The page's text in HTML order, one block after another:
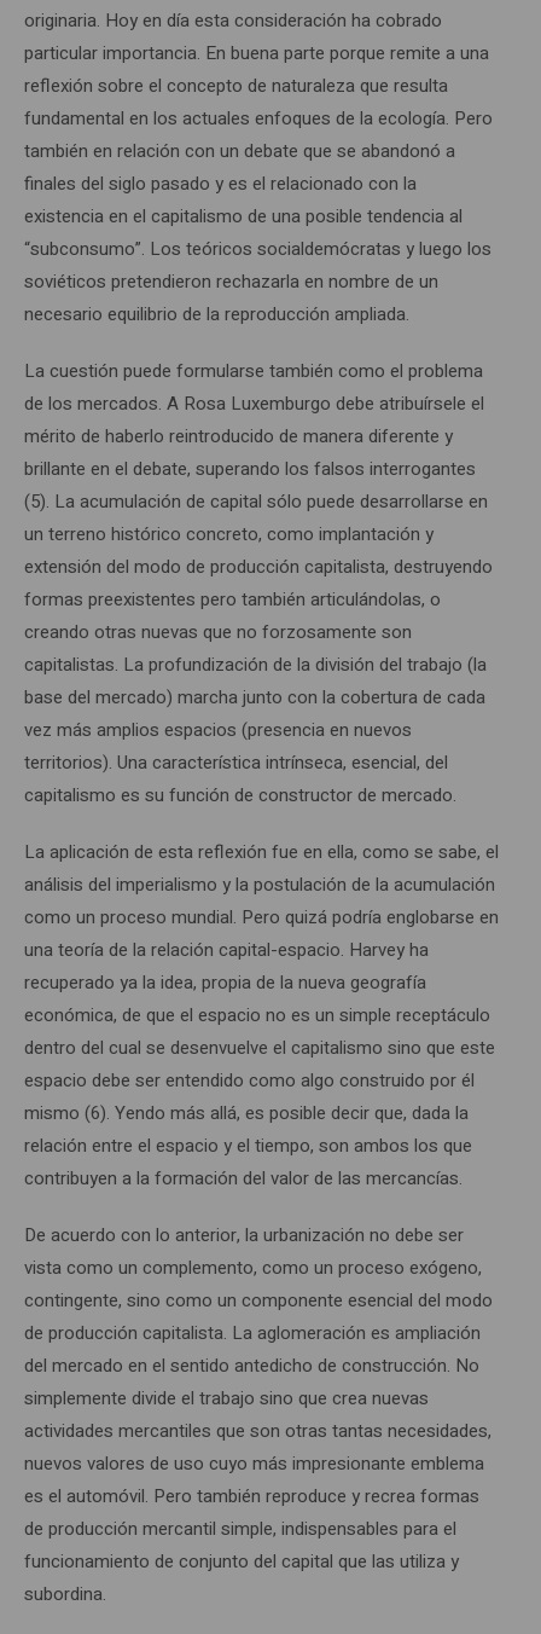
originaria. Hoy en día esta consideración ha cobrado
particular importancia. En buena parte porque remite a una
reflexión sobre el concepto de naturaleza que resulta
fundamental en los actuales enfoques de la ecología. Pero
también en relación con un debate que se abandonó a
finales del siglo pasado y es el relacionado con la
existencia en el capitalismo de una posible tendencia al
“subconsumo”. Los teóricos socialdemócratas y luego los
soviéticos pretendieron rechazarla en nombre de un
necesario equilibrio de la reproducción ampliada.
La cuestión puede formularse también como el problema
de los mercados. A Rosa Luxemburgo debe atribuírsele el
mérito de haberlo reintroducido de manera diferente y
brillante en el debate, superando los falsos interrogantes
(5). La acumulación de capital sólo puede desarrollarse en
un terreno histórico concreto, como implantación y
extensión del modo de producción capitalista, destruyendo
formas preexistentes pero también articulándolas, o
creando otras nuevas que no forzosamente son
capitalistas. La profundización de la división del trabajo (la
base del mercado) marcha junto con la cobertura de cada
vez más amplios espacios (presencia en nuevos
territorios). Una característica intrínseca, esencial, del
capitalismo es su función de constructor de mercado.
La aplicación de esta reflexión fue en ella, como se sabe, el
análisis del imperialismo y la postulación de la acumulación
como un proceso mundial. Pero quizá podría englobarse en
una teoría de la relación capital-espacio. Harvey ha
recuperado ya la idea, propia de la nueva geografía
económica, de que el espacio no es un simple receptáculo
dentro del cual se desenvuelve el capitalismo sino que este
espacio debe ser entendido como algo construido por él
mismo (6). Yendo más allá, es posible decir que, dada la
relación entre el espacio y el tiempo, son ambos los que
contribuyen a la formación del valor de las mercancías.
De acuerdo con lo anterior, la urbanización no debe ser
vista como un complemento, como un proceso exógeno,
contingente, sino como un componente esencial del modo
de producción capitalista. La aglomeración es ampliación
del mercado en el sentido antedicho de construcción. No
simplemente divide el trabajo sino que crea nuevas
actividades mercantiles que son otras tantas necesidades,
nuevos valores de uso cuyo más impresionante emblema
es el automóvil. Pero también reproduce y recrea formas
de producción mercantil simple, indispensables para el
funcionamiento de conjunto del capital que las utiliza y
subordina.